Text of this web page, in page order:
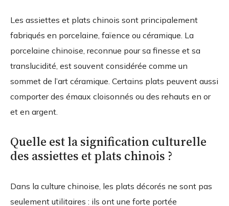
Les assiettes et plats chinois sont principalement
fabriqués en porcelaine, faïence ou céramique. La
porcelaine chinoise, reconnue pour sa finesse et sa
translucidité, est souvent considérée comme un
sommet de l’art céramique. Certains plats peuvent aussi
comporter des émaux cloisonnés ou des rehauts en or
et en argent.
Quelle est la signification culturelle
des assiettes et plats chinois ?
Dans la culture chinoise, les plats décorés ne sont pas
seulement utilitaires : ils ont une forte portée